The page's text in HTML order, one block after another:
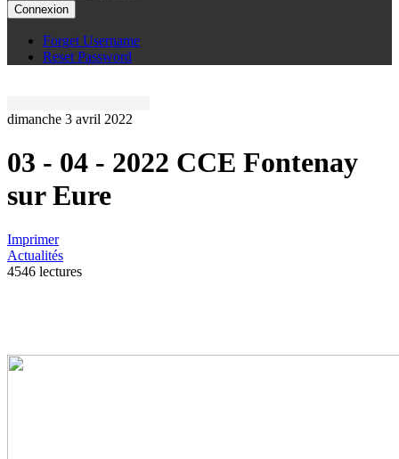
Connexion
Forget Username
Reset Password
dimanche 3 avril 2022
03 - 04 - 2022 CCE Fontenay
sur Eure
Imprimer
Actualités
4546 lectures